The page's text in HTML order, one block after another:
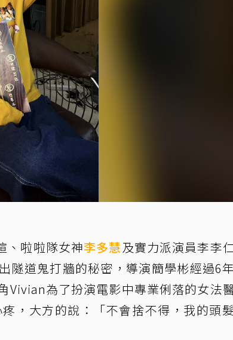
、啦啦隊女神李多慧及實力派演員李李
隧道鬼打牆的秘密，導演簡學彬經過6
Vivian為了扮演電影中專業俐落的女法
，大方的說：「不會捨不得，我的頭